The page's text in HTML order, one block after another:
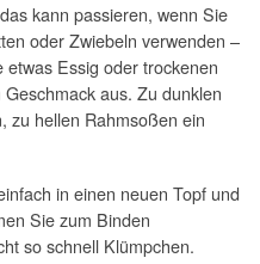
kann passieren, wenn Sie
oder Zwiebeln verwenden –
Essig oder trockenen
aus. Zu dunklen
zu hellen Rahmsoßen ein
in einen neuen Topf und
Sie zum Binden
so schnell Klümpchen.